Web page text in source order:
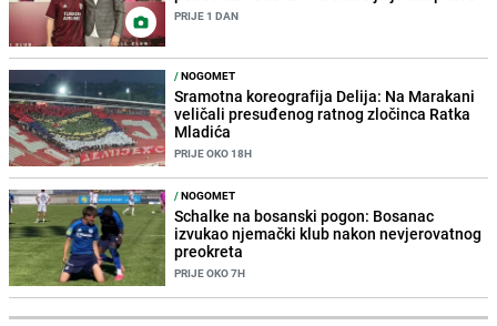
PRIJE 1 DAN
/NOGOMET
Sramotna koreografija Delija: Na Marakani
veličali presuđenog ratnog zločinca Ratka
Mladića
PRIJE OKO 18H
/NOGOMET
Schalke na bosanski pogon: Bosanac
izvukao njemački klub nakon nevjerovatnog
preokreta
PRIJE OKO 7H